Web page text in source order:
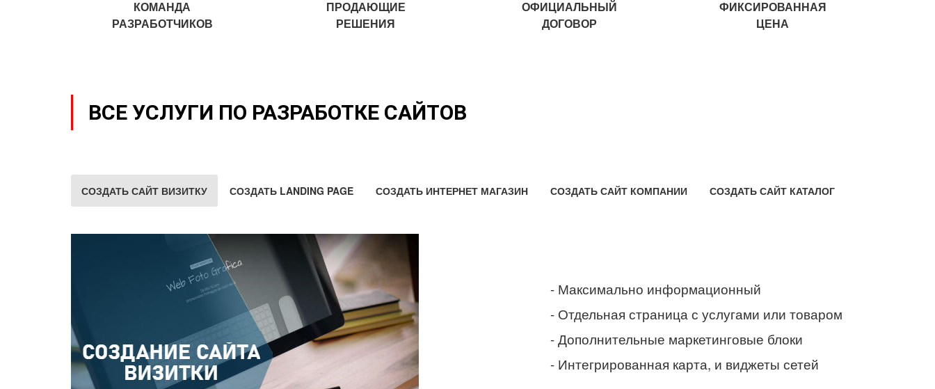
КОМАНДА
РАЗРАБОТЧИКОВ
ПРОДАЮЩИЕ
РЕШЕНИЯ
ОФИЦИАЛЬНЫЙ
ДОГОВОР
ФИКСИРОВАННАЯ
ЦЕНА
ВСЕ УСЛУГИ ПО РАЗРАБОТКЕ САЙТОВ
СОЗДАТЬ САЙТ ВИЗИТКУ СОЗДАТЬ LANDING PAGE СОЗДАТЬ ИНТЕРНЕТ МАГАЗИН СОЗДАТЬ САЙТ КОМПАНИИ СОЗДАТЬ САЙТ КАТАЛОГ
- Максимально информационный
- Отдельная страница с услугами или товаром
- Дополнительные маркетинговые блоки
- Интегрированная карта, и виджеты сетей